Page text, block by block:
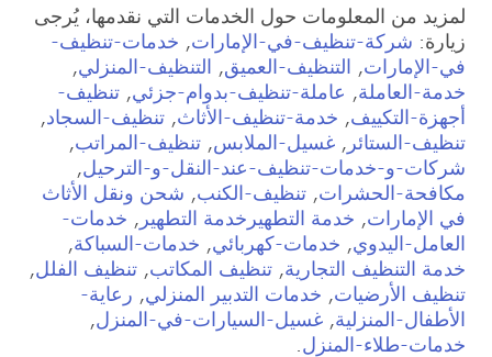
لمزيد من المعلومات حول الخدمات التي نقدمها، يُرجى
زيارة: شركة-تنظيف-في-الإمارات, خدمات-تنظيف-
في-الإمارات, التنظيف-العميق, التنظيف-المنزلي,
خدمة-العاملة, عاملة-تنظيف-بدوام-جزئي, تنظيف-
أجهزة-التكييف, خدمة-تنظيف-الأثاث, تنظيف-السجاد,
تنظيف-الستائر , غسيل-الملابس, تنظيف-المراتب,
شركات-و-خدمات-تنظيف-عند-النقل-و-الترحيل,
مكافحة-الحشرات, تنظيف-الكنب, شحن ونقل الأثاث
في الإمارات, خدمة التطهيرخدمة التطهير , خدمات-
العامل-اليدوي, خدمات-كهربائي, خدمات-السباكة,
خدمة التنظيف التجارية, تنظيف المكاتب, تنظيف الفلل,
تنظيف الأرضيات, خدمات التدبير المنزلي, رعاية-
الأطفال-المنزلية, غسيل-السيارات-في-المنزل,
خدمات-طلاء-المنزل.